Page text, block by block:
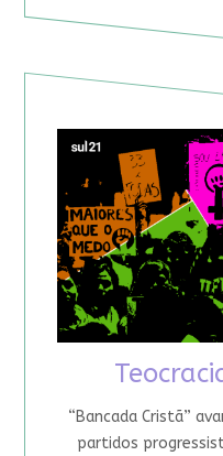
“Bancada Cristã”
partidos